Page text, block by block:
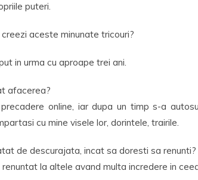
puteri.
aceste minunate tricouri?
in urma cu aproape trei ani.
afacerea?
online, iar dupa un timp s-a
cu mine visele lor, dorintele, trairile.
de descurajata, incat sa doresti sa renunti?
la altele avand multa incredere in